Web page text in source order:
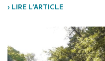
› LIRE L’ARTICLE